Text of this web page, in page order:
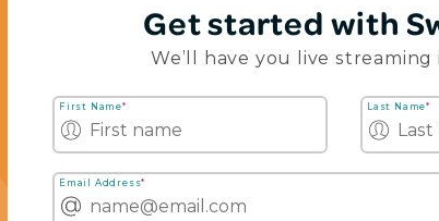
Get started with
We’ll have you live streaming
First Name* Last Name*
Email Address*